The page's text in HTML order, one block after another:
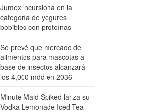
Jumex incursiona en la
categoría de yogures
bebibles con proteínas
Se prevé que mercado de
alimentos para mascotas a
base de insectos alcanzará
los 4,000 mdd en 2036
Minute Maid Spiked lanza su
Vodka Lemonade Iced Tea